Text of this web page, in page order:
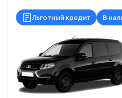
Льготный кредит В